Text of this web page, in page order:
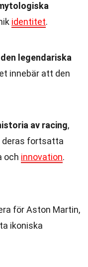
identitet.
legendariska
innebär att den
av racing,
deras fortsatta
och innovation.
för Aston Martin,
ikoniska